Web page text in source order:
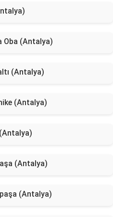
Oba (Antalya)
(Antalya)
(Antalya)
(Antalya)
(Antalya)